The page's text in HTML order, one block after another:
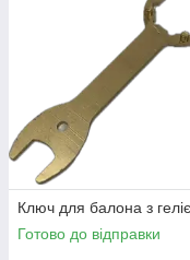
Ключ для балона з
Готово до відправки